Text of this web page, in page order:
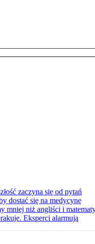
zaczyna się od pytań
dostać się na medycynę
mniej niż angliści i
Eksperci alarmują